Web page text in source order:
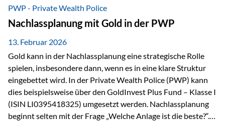
Liechtenstein eine Rolle spielen: außerhalb der EU, ohne
Euro, mit einem eigenständigen Rechts- und Finanzplatz.
Und genau an dieser Stelle setzt der 3-Zellenschutz an –…
PWP - Private Wealth Police
Nachlassplanung mit Gold in der PWP
13. Februar 2026
Gold kann in der Nachlassplanung eine strategische Rolle
spielen, insbesondere dann, wenn es in eine klare Struktur
eingebettet wird. In der Private Wealth Police (PWP) kann
dies beispielsweise über den GoldInvest Plus Fund – Klasse I
(ISIN LI0395418325) umgesetzt werden. Nachlassplanung
beginnt selten mit der Frage „Welche Anlage ist die beste?“.